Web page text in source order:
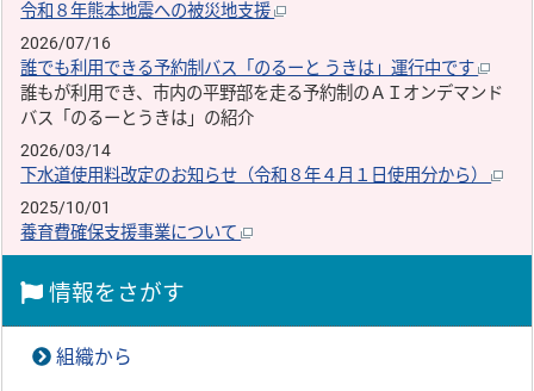
令和８年熊本地震への被災地支援
2026/07/16
誰でも利用できる予約制バス「のるーと うきは」運行中です
誰もが利用でき、市内の平野部を走る予約制のＡＩオンデマンド
バス「のるーとうきは」の紹介
2026/03/14
下水道使用料改定のお知らせ（令和８年４月１日使用分から）
2025/10/01
養育費確保支援事業について
情報をさがす
組織から